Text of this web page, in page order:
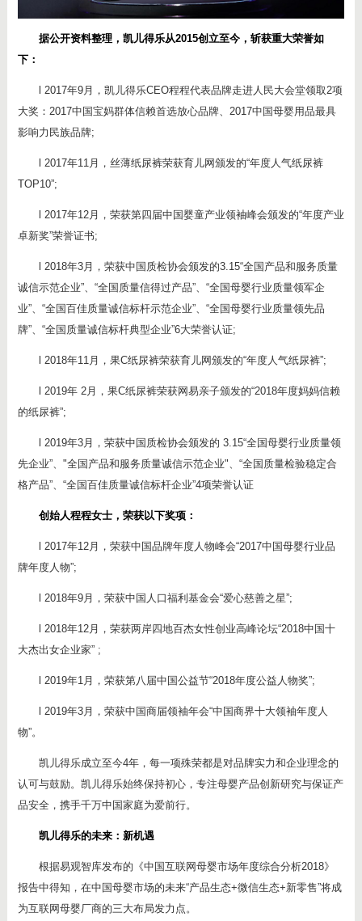
据公开资料整理，凯儿得乐从2015创立至今，斩获重大荣誉如
下：
l 2017年9月，凯儿得乐CEO程程代表品牌走进人民大会堂领取2项
大奖：2017中国宝妈群体信赖首选放心品牌、2017中国母婴用品最具
影响力民族品牌;
l 2017年11月，丝薄纸尿裤荣获育儿网颁发的“年度人气纸尿裤
TOP10”;
l 2017年12月，荣获第四届中国婴童产业领袖峰会颁发的“年度产业
卓新奖”荣誉证书;
l 2018年3月，荣获中国质检协会颁发的3.15“全国产品和服务质量
诚信示范企业”、“全国质量信得过产品”、“全国母婴行业质量领军企
业”、“全国百佳质量诚信标杆示范企业”、“全国母婴行业质量领先品
牌”、“全国质量诚信标杆典型企业”6大荣誉认证;
l 2018年11月，果C纸尿裤荣获育儿网颁发的“年度人气纸尿裤”;
l 2019年 2月，果C纸尿裤荣获网易亲子颁发的“2018年度妈妈信赖
的纸尿裤”;
l 2019年3月，荣获中国质检协会颁发的 3.15“全国母婴行业质量领
先企业”、"全国产品和服务质量诚信示范企业"、“全国质量检验稳定合
格产品”、“全国百佳质量诚信标杆企业”4项荣誉认证
创始人程程女士，荣获以下奖项：
l 2017年12月，荣获中国品牌年度人物峰会“2017中国母婴行业品
牌年度人物”;
l 2018年9月，荣获中国人口福利基金会“爱心慈善之星”;
l 2018年12月，荣获两岸四地百杰女性创业高峰论坛“2018中国十
大杰出女企业家” ;
l 2019年1月，荣获第八届中国公益节“2018年度公益人物奖”;
l 2019年3月，荣获中国商届领袖年会“中国商界十大领袖年度人
物”。
凯儿得乐成立至今4年，每一项殊荣都是对品牌实力和企业理念的
认可与鼓励。凯儿得乐始终保持初心，专注母婴产品创新研究与保证产
品安全，携手千万中国家庭为爱前行。
凯儿得乐的未来：新机遇
根据易观智库发布的《中国互联网母婴市场年度综合分析2018》
报告中得知，在中国母婴市场的未来“产品生态+微信生态+新零售”将成
为互联网母婴厂商的三大布局发力点。